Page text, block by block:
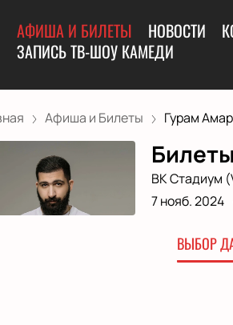
АФИША И БИЛЕТЫ НОВОСТИ
ЗАПИСЬ ТВ-ШОУ КАМЕДИ
Афиша и Билеты Гурам
ВК Стадиум
7 нояб. 2024
ВЫБОР